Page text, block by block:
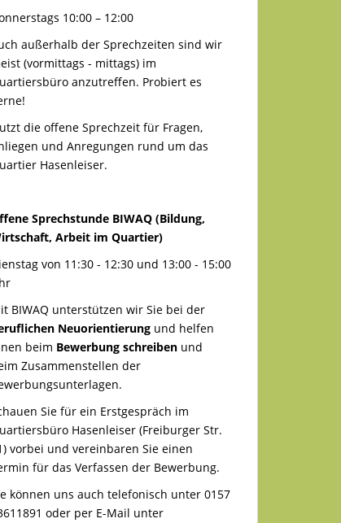
10:00 – 12:00
außerhalb der Sprechzeiten sind wir
(vormittags - mittags) im
anzutreffen. Probiert es
die offene Sprechzeit für Fragen,
und Anregungen rund um das
Hasenleiser.
Sprechstunde BIWAQ (Bildung,
Arbeit im Quartier)
von 11:30 - 12:30 und 13:00 - 15:00
BIWAQ unterstützen wir Sie bei der
Neuorientierung und helfen
beim Bewerbung schreiben und
Zusammenstellen der
Sie für ein Erstgespräch im
Hasenleiser (Freiburger Str.
vorbei und vereinbaren Sie einen
für das Verfassen der Bewerbung.
können uns auch telefonisch unter 0157
oder per E-Mail unter